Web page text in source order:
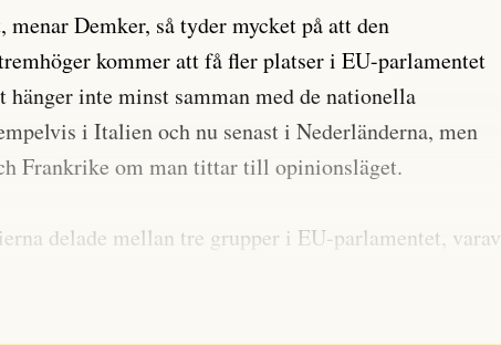
menar Demker, så tyder mycket på att den
kommer att få fler platser i EU-parlamentet
hänger inte minst samman med de nationella
i Italien och nu senast i Nederländerna, men
Frankrike om man tittar till opinionsläget.
delade mellan tre grupper i EU-parlamentet, varav